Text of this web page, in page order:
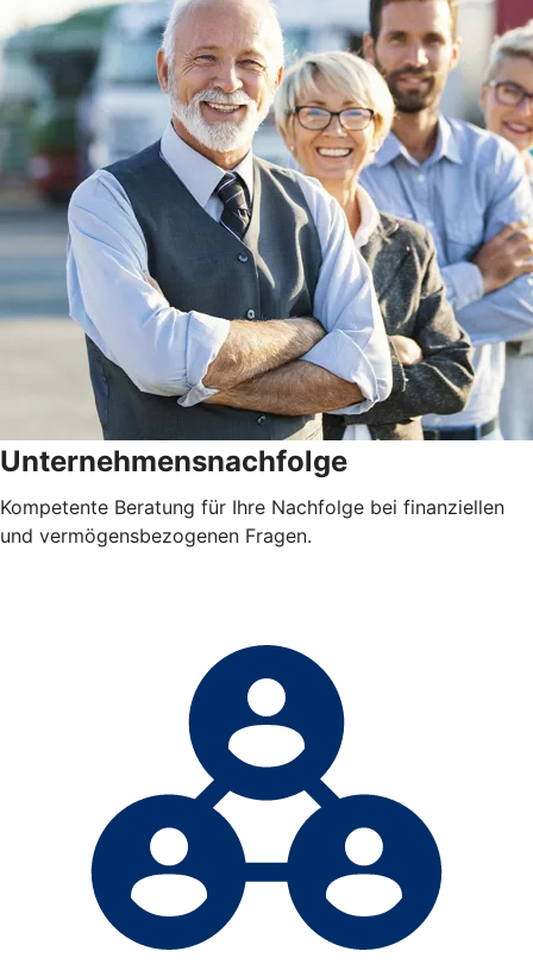
Unternehmensnachfolge
Kompetente Beratung für Ihre Nachfolge bei finanziellen
und vermögensbezogenen Fragen.